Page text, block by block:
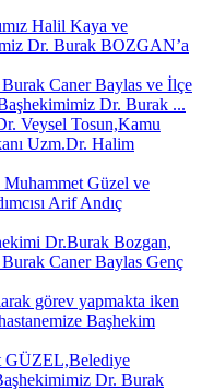
Halil Kaya ve
Dr. Burak BOZGAN’a
Caner Baylas ve İlçe
Dr. Burak ...
Veysel Tosun,Kamu
Uzm.Dr. Halim
Muhammet Güzel ve
Arif Andıç
Dr.Burak Bozgan,
Caner Baylas Genç
görev yapmakta iken
Başhekim
GÜZEL,Belediye
Dr. Burak